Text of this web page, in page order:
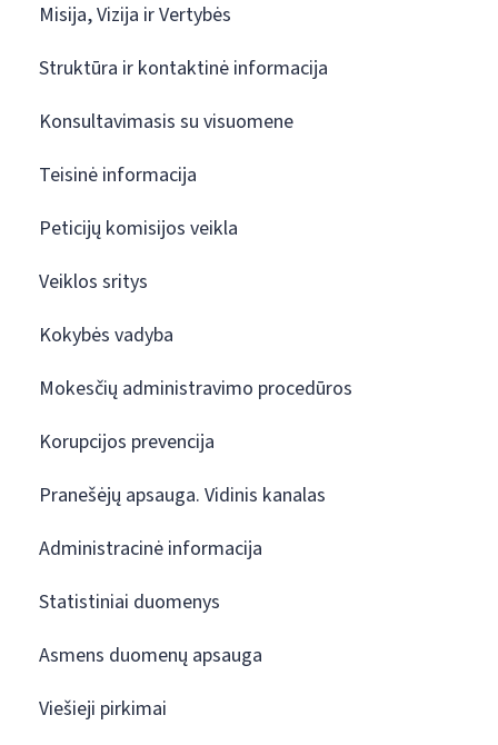
Misija, Vizija ir Vertybės
Struktūra ir kontaktinė informacija
Konsultavimasis su visuomene
Teisinė informacija
Peticijų komisijos veikla
Veiklos sritys
Kokybės vadyba
Mokesčių administravimo procedūros
Korupcijos prevencija
Pranešėjų apsauga. Vidinis kanalas
Administracinė informacija
Statistiniai duomenys
Asmens duomenų apsauga
Viešieji pirkimai